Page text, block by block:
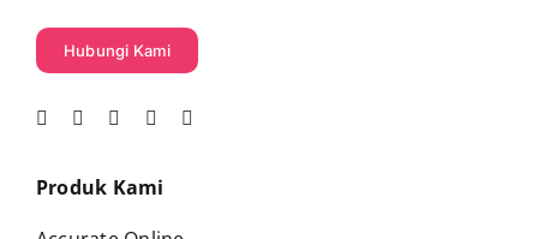
Hubungi Kami
Produk Kami